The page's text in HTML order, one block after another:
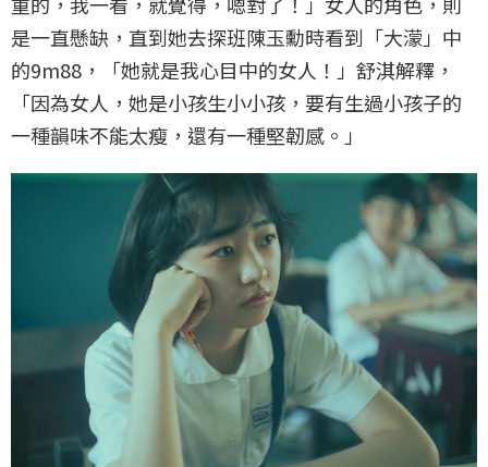
是一直懸缺，直到她去探班陳玉勳時看到「大濛」中
的9m88，「她就是我心目中的女人！」舒淇解釋，
「因為女人，她是小孩生小小孩，要有生過小孩子的
一種韻味不能太瘦，還有一種堅韌感。」